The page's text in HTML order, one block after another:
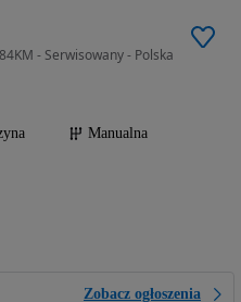
- Serwisowany - Polska
Manualna
Zobacz ogłoszenia